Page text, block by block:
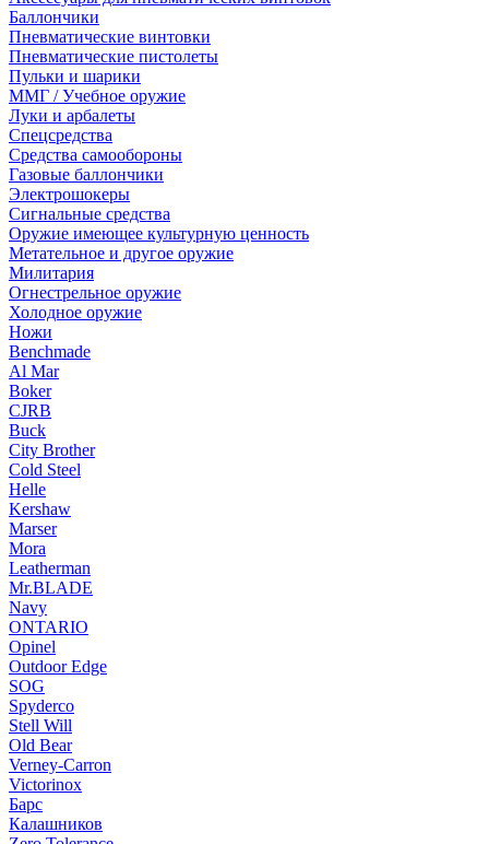
Баллончики
Пневматические винтовки
Пневматические пистолеты
Пульки и шарики
ММГ / Учебное оружие
Луки и арбалеты
Спецсредства
Средства самообороны
Газовые баллончики
Электрошокеры
Сигнальные средства
Оружие имеющее культурную ценность
Метательное и другое оружие
Милитария
Огнестрельное оружие
Холодное оружие
Ножи
Benchmade
Al Mar
Boker
CJRB
Buck
City Brother
Cold Steel
Helle
Kershaw
Marser
Mora
Leatherman
Mr.BLADE
Navy
ONTARIO
Opinel
Outdoor Edge
SOG
Spyderco
Stell Will
Old Bear
Verney-Carron
Victorinox
Барс
Калашников